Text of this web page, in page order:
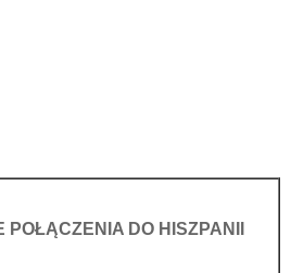
DO HISZPANII